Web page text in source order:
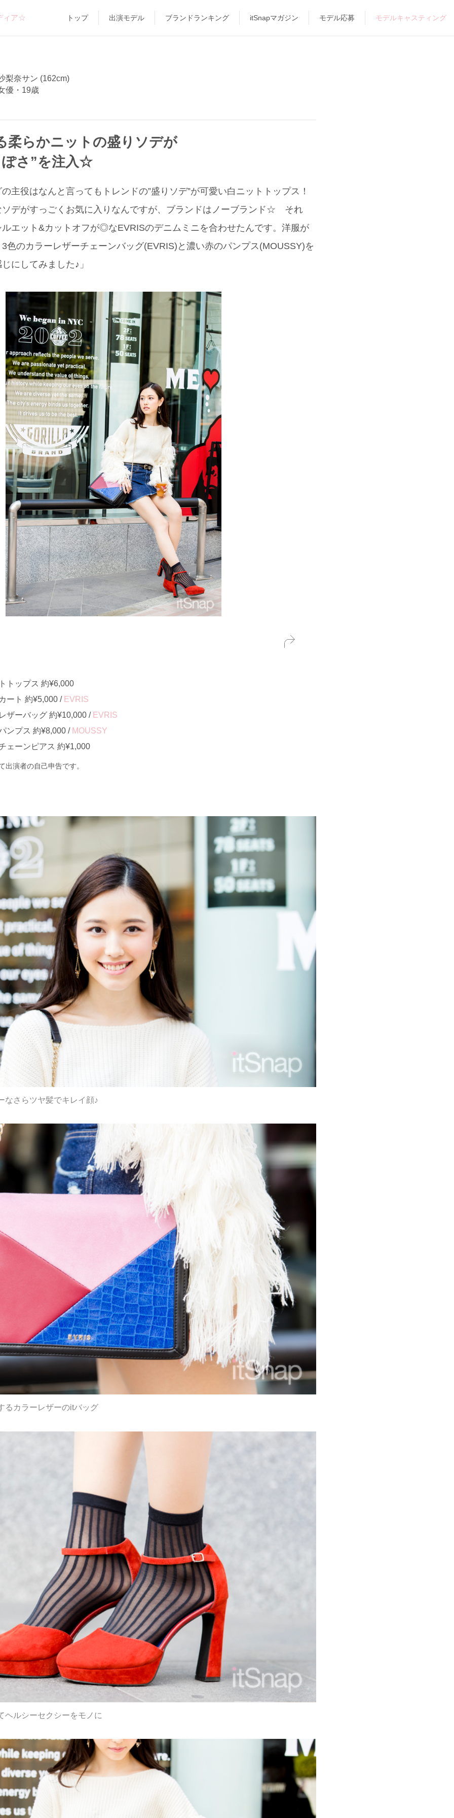
ィア☆ トップ 出演モデル ブランドランキング itSnapマガジン モデル応募 モデルキャスティング
梨奈サン (162cm)
優・19歳
柔らかニットの盛りソデが
ぽさ”を注入☆
主役はなんと言ってもトレンドの”盛りソデ”が可愛い白ニットトップス！
デがすっごくお気に入りなんですが、ブランドはノーブランド☆ それ
エット&カットオフが◎なEVRISのデニムミニを合わせたんです。洋服が
色のカラーレザーチェーンバッグ(EVRIS)と濃い赤のパンプス(MOUSSY)を
にしてみました♪」
トップス 約¥6,000
ート 約¥5,000 / EVRIS
ザーバッグ 約¥10,000 / EVRIS
ンプス 約¥8,000 / MOUSSY
ェーンピアス 約¥1,000
演者の自己申告です。
なさらツヤ髪でキレイ顔♪
るカラーレザーのitバッグ
ヘルシーセクシーをモノに